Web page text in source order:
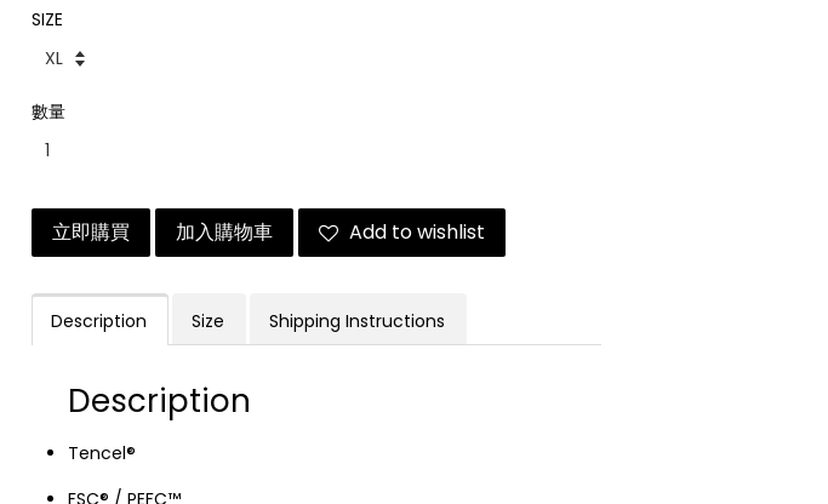
SIZE
數量
立即購買 加入購物車 Add to wishlist
Description Size Shipping Instructions
Description
Tencel®
FSC® / PEFC™